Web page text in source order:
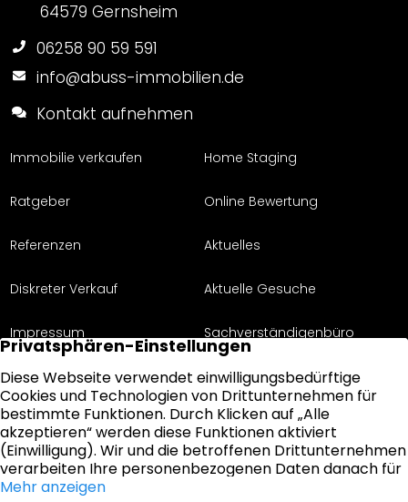
64579 Gernsheim
06258 90 59 591
info@abuss-immobilien.de
Kontakt aufnehmen
Immobilie verkaufen Home Staging
Ratgeber Online Bewertung
Referenzen Aktuelles
Diskreter Verkauf Aktuelle Gesuche
Impressum Sachverständigenbüro
Über uns Datenschutz